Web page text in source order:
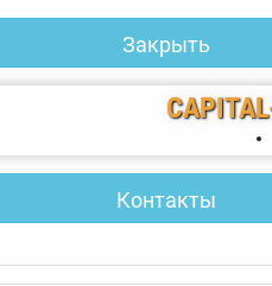
Закрыть
Контакты